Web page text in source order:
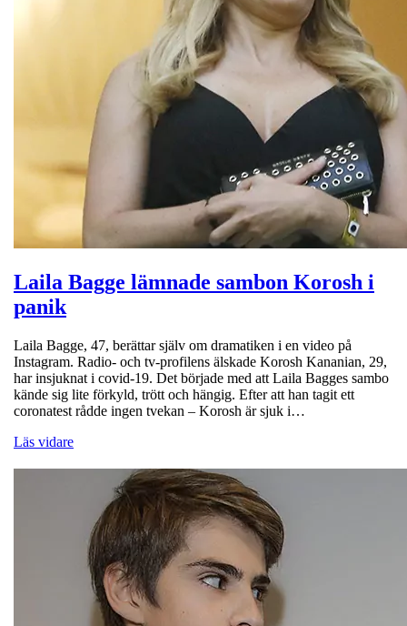
Laila Bagge lämnade sambon Korosh i
panik
Laila Bagge, 47, berättar själv om dramatiken i en video på
Instagram. Radio- och tv-profilens älskade Korosh Kananian, 29,
har insjuknat i covid-19. Det började med att Laila Bagges sambo
kände sig lite förkyld, trött och hängig. Efter att han tagit ett
coronatest rådde ingen tvekan – Korosh är sjuk i…
Läs vidare